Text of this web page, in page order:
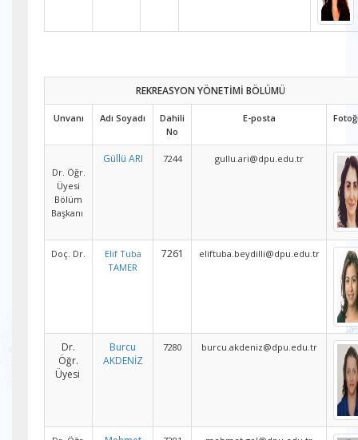
REKREASYON YÖNETİMİ BÖLÜMÜ
Unvanı Adı Soyadı
Dahili
No
E-posta
Dr. Öğr.
Üyesi
Bölüm
Başkanı
Güllü ARI 7244 gullu.ari@dpu.edu.tr
Doç. Dr.
Elif Tuba
TAMER
7261 eliftuba.beydilli@dpu.edu.tr
Dr.
Öğr.
Üyesi
Burcu
AKDENİZ
7280 burcu.akdeniz@dpu.edu.tr